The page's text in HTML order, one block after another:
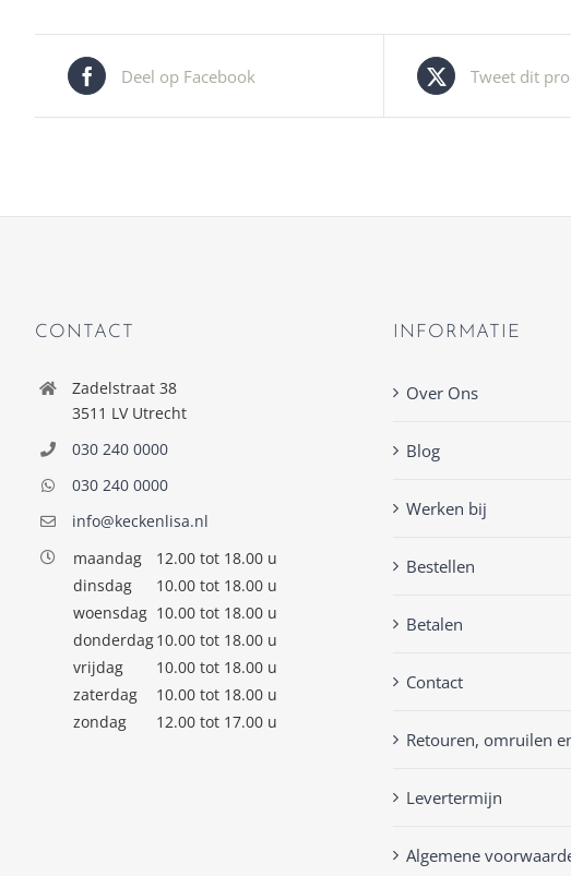
Deel op Facebook Tweet dit
CONTACT
Zadelstraat 38
3511 LV Utrecht
030 240 0000
030 240 0000
info@keckenlisa.nl
maandag
12.00 tot 18.00 u
dinsdag
10.00 tot 18.00 u
woensdag 10.00 tot 18.00 u
donderdag10.00 tot 18.00 u
vrijdag
10.00 tot 18.00 u
zaterdag
10.00 tot 18.00 u
zondag
12.00 tot 17.00 u
INFORMATIE
Over Ons
Blog
Werken bij
Bestellen
Betalen
Contact
Retouren, omruilen
Levertermijn
Algemene